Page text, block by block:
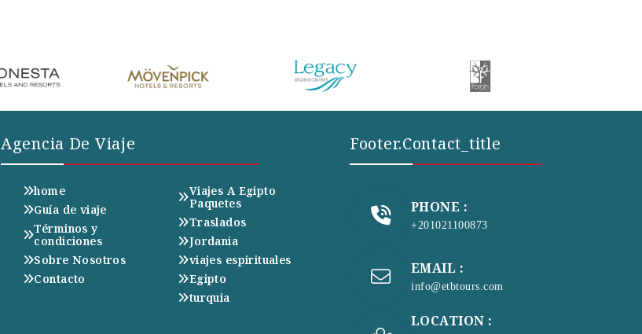
Agencia De Viaje
home
Guía de viaje
Términos y
condiciones
Sobre Nosotros
Contacto
Viajes A Egipto
Paquetes
Traslados
Jordania
viajes espirituales
Egipto
turquia
Footer.contact_title
PHONE :
+201021100873
EMAIL :
info@etbtours.com
LOCATION :